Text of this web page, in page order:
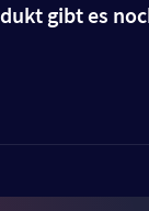
gibt es